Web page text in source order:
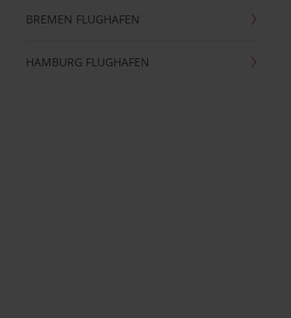
BREMEN FLUGHAFEN
HAMBURG FLUGHAFEN